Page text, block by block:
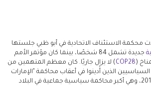
2023، عقدت محكمة الاستئناف الاتحادية في أبو ظبي جلستها
جديدة تشمل 84 شخصًا، بينما كان مؤتمر الأمم
(
COP28) لا يزال جاريًا. كان معظم المتهمين من
الذين أُدينوا في أعقاب محاكمة "الإمارات
94" غير العادلة في عام 2013، وهي أكبر محاكمة سياسية جماعية في البلاد